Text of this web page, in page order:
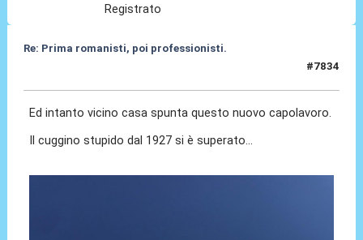
Registrato
Re: Prima romanisti, poi professionisti.
#7834
Ed intanto vicino casa spunta questo nuovo capolavoro.
Il cuggino stupido dal 1927 si è superato...